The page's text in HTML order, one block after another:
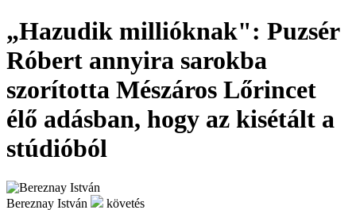
„Hazudik millióknak": Puzsér
Róbert annyira sarokba
szorította Mészáros Lőrincet
élő adásban, hogy az kisétált a
stúdióból
Bereznay István
követés